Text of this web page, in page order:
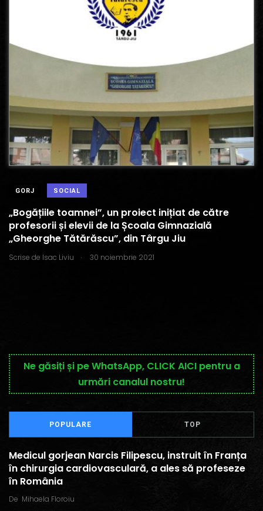
GORJ SOCIAL
„Bogățiile toamnei”, un proiect inițiat de către
profesorii și elevii de la Școala Gimnazială
„Gheorghe Tătărăscu”, din Târgu Jiu
Scrise de Isac Liviu . 30 noiembrie 2021
Ne găsiți și pe WhatsApp, CLICK AICI pentru a
urmări canalul nostru!
POPULARE TOP
Medicul gorjean Narcis Filipescu, instruit în Franța
în chirurgia cardiovasculară, a ales să profeseze
în România
De Mihaela Floroiu